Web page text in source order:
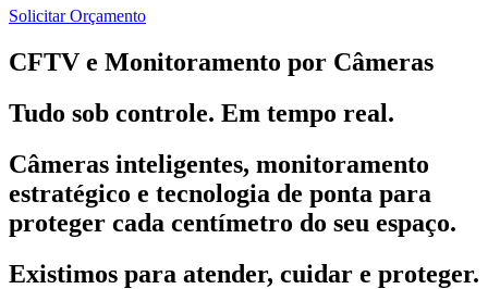
Solicitar Orçamento
CFTV e Monitoramento por Câmeras
Tudo sob controle. Em tempo real.
Câmeras inteligentes, monitoramento
estratégico e tecnologia de ponta para
proteger cada centímetro do seu espaço.
Existimos para atender, cuidar e proteger.